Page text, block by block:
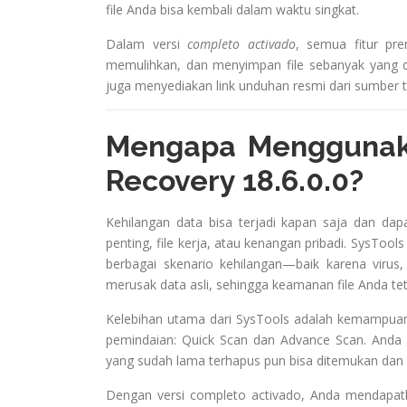
file Anda bisa kembali dalam waktu singkat.
Dalam versicompleto activado, semua fitur
memulihkan, dan menyimpan file sebanyak
juga menyediakan link unduhan resmi dari sumber
Mengapa
Recovery 18.6.0.0?
Kehilangan data bisa terjadi kapan saja dan
penting, file kerja, atau kenangan pribadi.
berbagai skenario kehilangan—baik karena
merusak data asli, sehingga keamanan file Anda
Kelebihan utama dari SysTools adalah
pemindaian: Quick Scan dan Advance Scan.
yang sudah lama terhapus pun bisa ditemukan
Dengan versi completo activado, Anda